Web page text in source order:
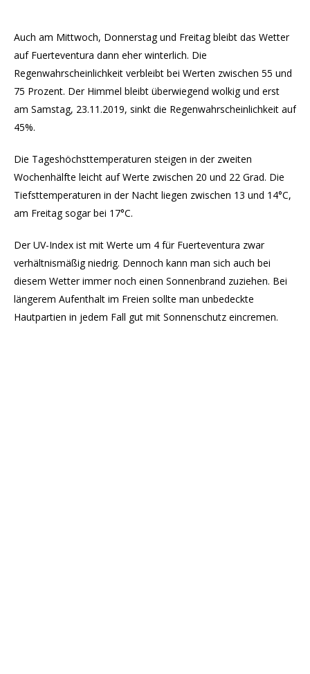
Auch am Mittwoch, Donnerstag und Freitag bleibt das Wetter
auf Fuerteventura dann eher winterlich. Die
Regenwahrscheinlichkeit verbleibt bei Werten zwischen 55 und
75 Prozent. Der Himmel bleibt überwiegend wolkig und erst
am Samstag, 23.11.2019, sinkt die Regenwahrscheinlichkeit auf
45%.
Die Tageshöchsttemperaturen steigen in der zweiten
Wochenhälfte leicht auf Werte zwischen 20 und 22 Grad. Die
Tiefsttemperaturen in der Nacht liegen zwischen 13 und 14°C,
am Freitag sogar bei 17°C.
Der UV-Index ist mit Werte um 4 für Fuerteventura zwar
verhältnismäßig niedrig. Dennoch kann man sich auch bei
diesem Wetter immer noch einen Sonnenbrand zuziehen. Bei
längerem Aufenthalt im Freien sollte man unbedeckte
Hautpartien in jedem Fall gut mit Sonnenschutz eincremen.